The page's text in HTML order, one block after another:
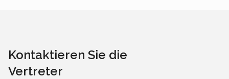
Kontaktieren Sie die
Vertreter